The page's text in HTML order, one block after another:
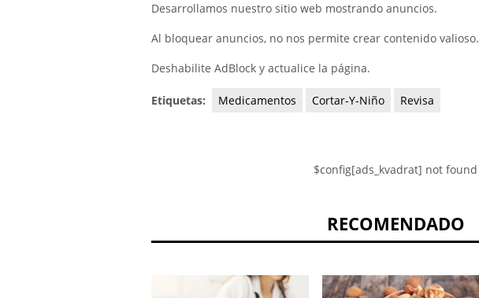
Desarrollamos nuestro sitio web mostrando anuncios.
Al bloquear anuncios, no nos permite crear contenido valioso.
Deshabilite AdBlock y actualice la página.
Etiquetas: Medicamentos Cortar-Y-Niño Revisa
$config[ads_kvadrat] not found
RECOMENDADO